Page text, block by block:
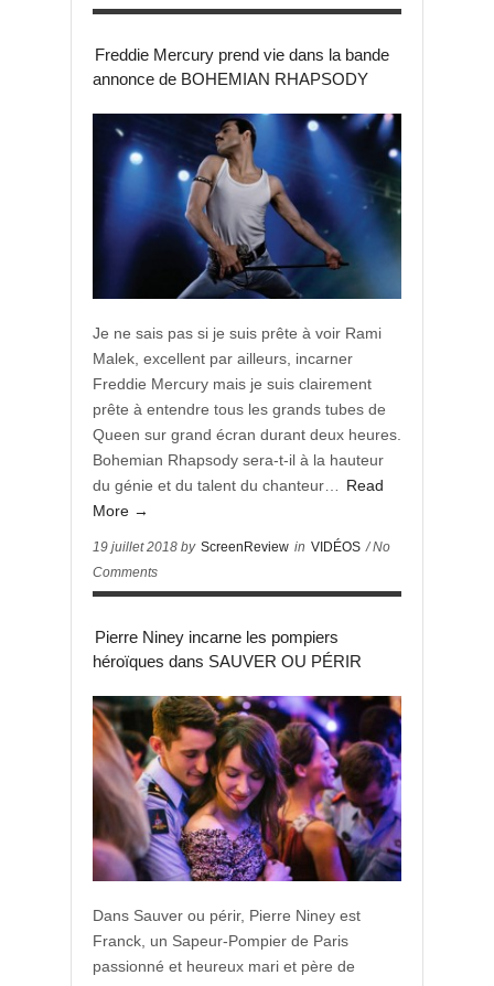
Freddie Mercury prend vie dans la bande
annonce de BOHEMIAN RHAPSODY
Je ne sais pas si je suis prête à voir Rami
Malek, excellent par ailleurs, incarner
Freddie Mercury mais je suis clairement
prête à entendre tous les grands tubes de
Queen sur grand écran durant deux heures.
Bohemian Rhapsody sera-t-il à la hauteur
du génie et du talent du chanteur…
Read
More →
19 juillet 2018 by ScreenReview in VIDÉOS / No
Comments
Pierre Niney incarne les pompiers
héroïques dans SAUVER OU PÉRIR
Dans Sauver ou périr, Pierre Niney est
Franck, un Sapeur-Pompier de Paris
passionné et heureux mari et père de